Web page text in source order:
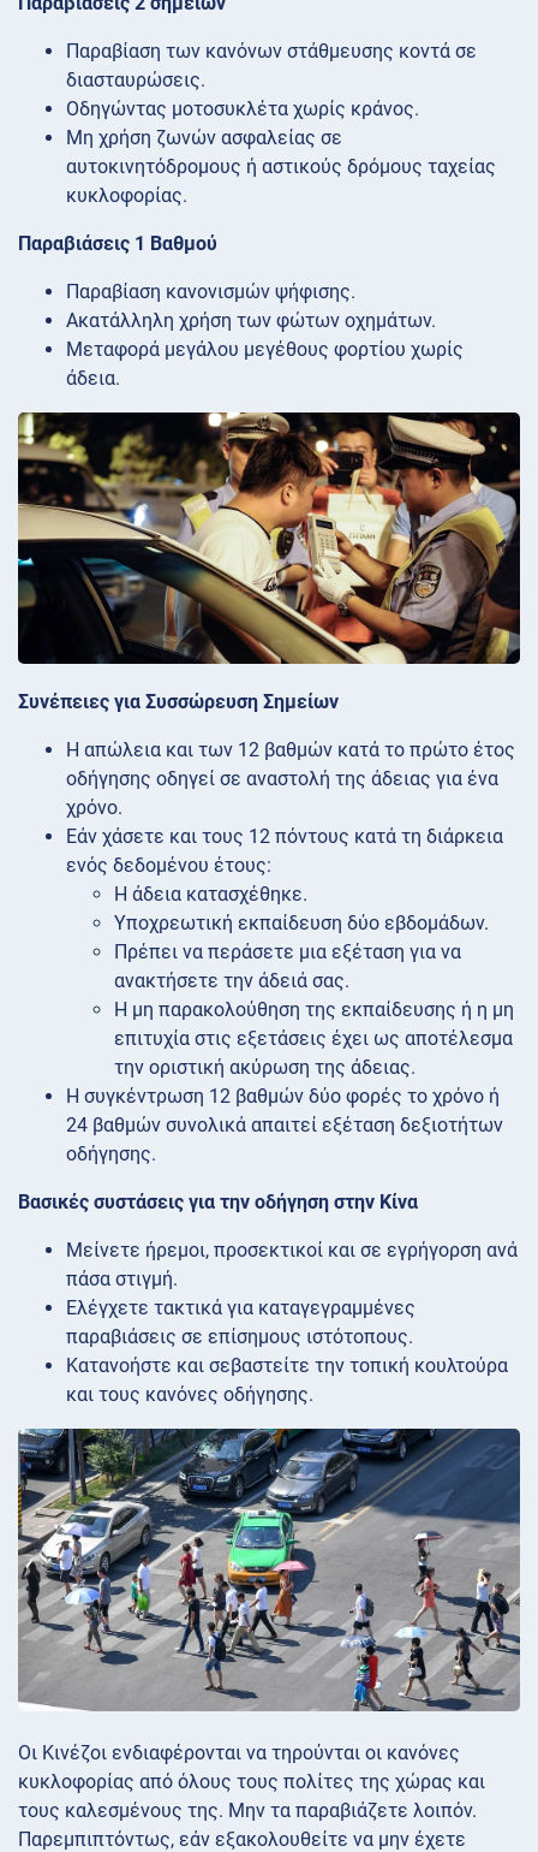
Παραβίαση των κανόνων στάθμευσης κοντά σε
διασταυρώσεις.
Οδηγώντας μοτοσυκλέτα χωρίς κράνος.
Μη χρήση ζωνών ασφαλείας σε
αυτοκινητόδρομους ή αστικούς δρόμους ταχείας
κυκλοφορίας.
Παραβιάσεις 1 Βαθμού
Παραβίαση κανονισμών ψήφισης.
Ακατάλληλη χρήση των φώτων οχημάτων.
Μεταφορά μεγάλου μεγέθους φορτίου χωρίς
άδεια.
Συνέπειες για Συσσώρευση Σημείων
Η απώλεια και των 12 βαθμών κατά το πρώτο έτος
οδήγησης οδηγεί σε αναστολή της άδειας για ένα
χρόνο.
Εάν χάσετε και τους 12 πόντους κατά τη διάρκεια
ενός δεδομένου έτους:
Η άδεια κατασχέθηκε.
Υποχρεωτική εκπαίδευση δύο εβδομάδων.
Πρέπει να περάσετε μια εξέταση για να
ανακτήσετε την άδειά σας.
Η μη παρακολούθηση της εκπαίδευσης ή η μη
επιτυχία στις εξετάσεις έχει ως αποτέλεσμα
την οριστική ακύρωση της άδειας.
Η συγκέντρωση 12 βαθμών δύο φορές το χρόνο ή
24 βαθμών συνολικά απαιτεί εξέταση δεξιοτήτων
οδήγησης.
Βασικές συστάσεις για την οδήγηση στην Κίνα
Μείνετε ήρεμοι, προσεκτικοί και σε εγρήγορση ανά
πάσα στιγμή.
Ελέγχετε τακτικά για καταγεγραμμένες
παραβιάσεις σε επίσημους ιστότοπους.
Κατανοήστε και σεβαστείτε την τοπική κουλτούρα
και τους κανόνες οδήγησης.
Οι Κινέζοι ενδιαφέρονται να τηρούνται οι κανόνες
κυκλοφορίας από όλους τους πολίτες της χώρας και
τους καλεσμένους της. Μην τα παραβιάζετε λοιπόν.
Παρεμπιπτόντως, εάν εξακολουθείτε να μην έχετε